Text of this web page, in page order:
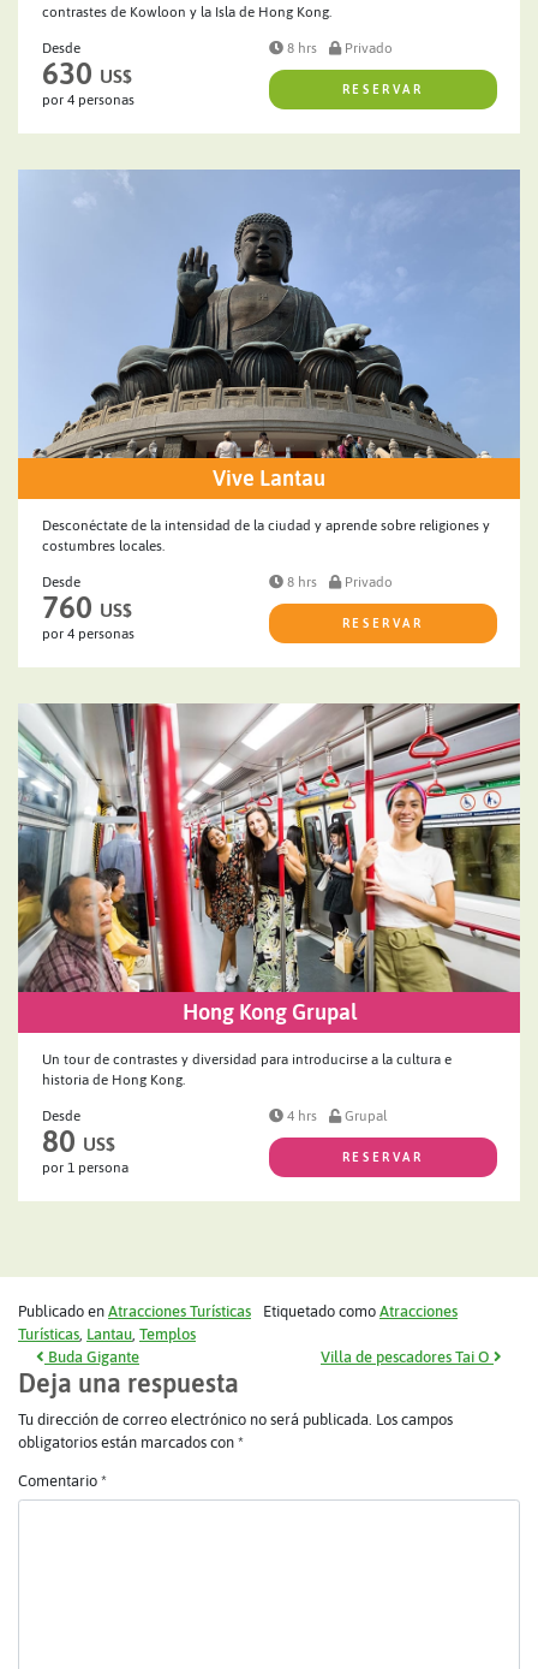
contrastes de Kowloon y la Isla de Hong Kong.
Desde
630 US$
por 4 personas
8 hrs Privado
RESERVAR
Vive Lantau
Desconéctate de la intensidad de la ciudad y aprende sobre religiones y
costumbres locales.
Desde
760 US$
por 4 personas
8 hrs Privado
RESERVAR
Hong Kong Grupal
Un tour de contrastes y diversidad para introducirse a la cultura e
historia de Hong Kong.
Desde
80 US$
por 1 persona
4 hrs Grupal
RESERVAR
Publicado en Atracciones Turísticas Etiquetado como Atracciones
Turísticas, Lantau, Templos
Navegación de entradas
Buda Gigante Villa de pescadores Tai O
Deja una respuesta
Tu dirección de correo electrónico no será publicada. Los campos
obligatorios están marcados con *
Comentario *